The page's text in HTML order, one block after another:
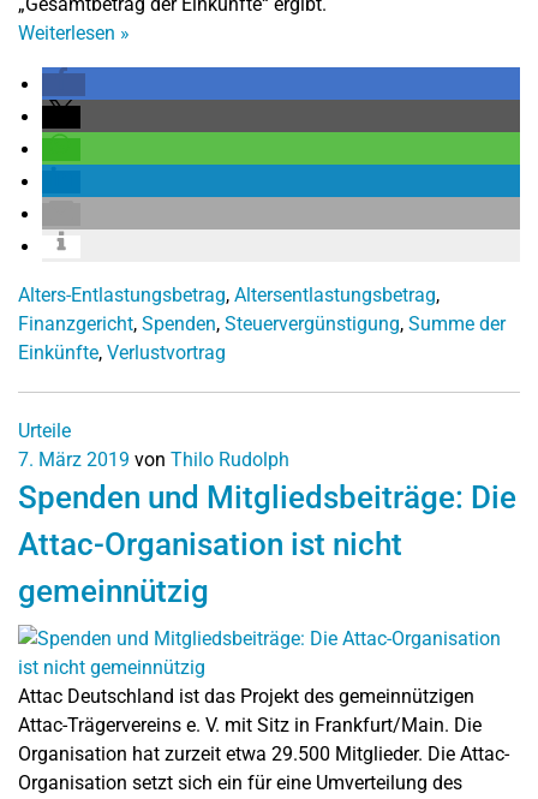
Weiterlesen »
Alters-Entlastungsbetrag, Altersentlastungsbetrag,
Finanzgericht, Spenden, Steuervergünstigung, Summe der
Einkünfte, Verlustvortrag
Urteile
7. März 2019 von Thilo Rudolph
Spenden und Mitgliedsbeiträge: Die
Attac-Organisation ist nicht
gemeinnützig
Attac Deutschland ist das Projekt des gemeinnützigen
Attac-Trägervereins e. V. mit Sitz in Frankfurt/Main. Die
Organisation hat zurzeit etwa 29.500 Mitglieder. Die Attac-
Organisation setzt sich ein für eine Umverteilung des